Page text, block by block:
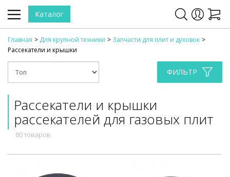
Каталог
Главная Для крупной техники
Запчасти для плит и духовок
Рассекатели и крышки
ФИЛЬТР
Рассекатели и крышки
рассекателей для газовых плит
80 товаров